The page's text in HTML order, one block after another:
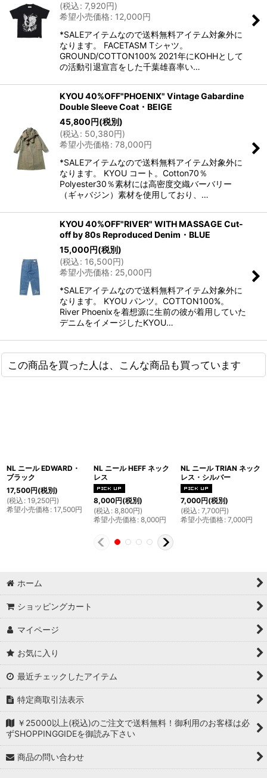
(税込: 7,920円)
希望小売価格: 12,000円
*SALEアイテムなので送料無料アイテム対象外に
なります。 FACETASM Tシャツ。
GROUND/COTTON100% 2021年にKOHHとして
の活動引退宣言をした千葉雄喜率い…
KYOU 40%OFF"PHOENIX" Vintage Gabardine
Double Sleeve Coat・BEIGE
45,800円(税別)
(税込: 50,380円)
希望小売価格: 78,000円
*SALEアイテムなので送料無料アイテム対象外に
なります。 KYOU コート。Cotton70％
Polyester30％素材には高密度交織バーバリー
（ギャバジン）素材を使用しており、…
KYOU 40%OFF"RIVER" WITH MASSAGE Cut-
off by 80s Reproduced Denim・BLUE
15,000円(税別)
(税込: 16,500円)
希望小売価格: 25,000円
*SALEアイテムなので送料無料アイテム対象外に
なります。 KYOU パンツ。COTTON100%。
River Phoenixを着想源に生前の彼が着用していた
デニムをイメージしたKYOU…
この商品を買った人は、こんな商品も買っています
NL ニール EDWARD・
ブラック
17,500円(税別)
(税込 : 19,250円)
希望小売価格: 17,500円
NL ニール HEFF ネック
レス
8,000円(税別)
(税込 : 8,800円)
希望小売価格: 8,000円
NL ニール TRIAN ネック
レス・シルバー
7,000円(税別)
(税込 : 7,700円)
希望小売価格: 7,000円
ホーム
ショッピングカート
マイページ
お気に入り
最近チェックしたアイテム
特定商取引法表示
￥25000以上(税込)のご注文で送料無料！御利用のお客様は必
ずSHOPPINGGIDEを御読み下さい
商品の問い合わせ